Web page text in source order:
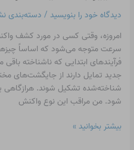
دیدگاه‌ خود را بنویسید / دسته‌بندی
امروزه، وقتی کسی در مورد کشف
سرعت متوجه می‌شود که اساساً
فرآیندهای ابتدایی که ناشناخته
جدید تمایل دارند از جایگشت‌های
شناخته‌شده تشکیل شوند. هرازگاهی
شود. من مراقب این نوع واکنش
سیگما-
در-
کنسرت
بیشتر بخوانید »